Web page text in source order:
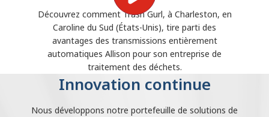
Découvrez comment Trash Gurl, à Charleston, en
Caroline du Sud (États-Unis), tire parti des
avantages des transmissions entièrement
automatiques Allison pour son entreprise de
traitement des déchets.
Innovation continue
Nous développons notre portefeuille de solutions de